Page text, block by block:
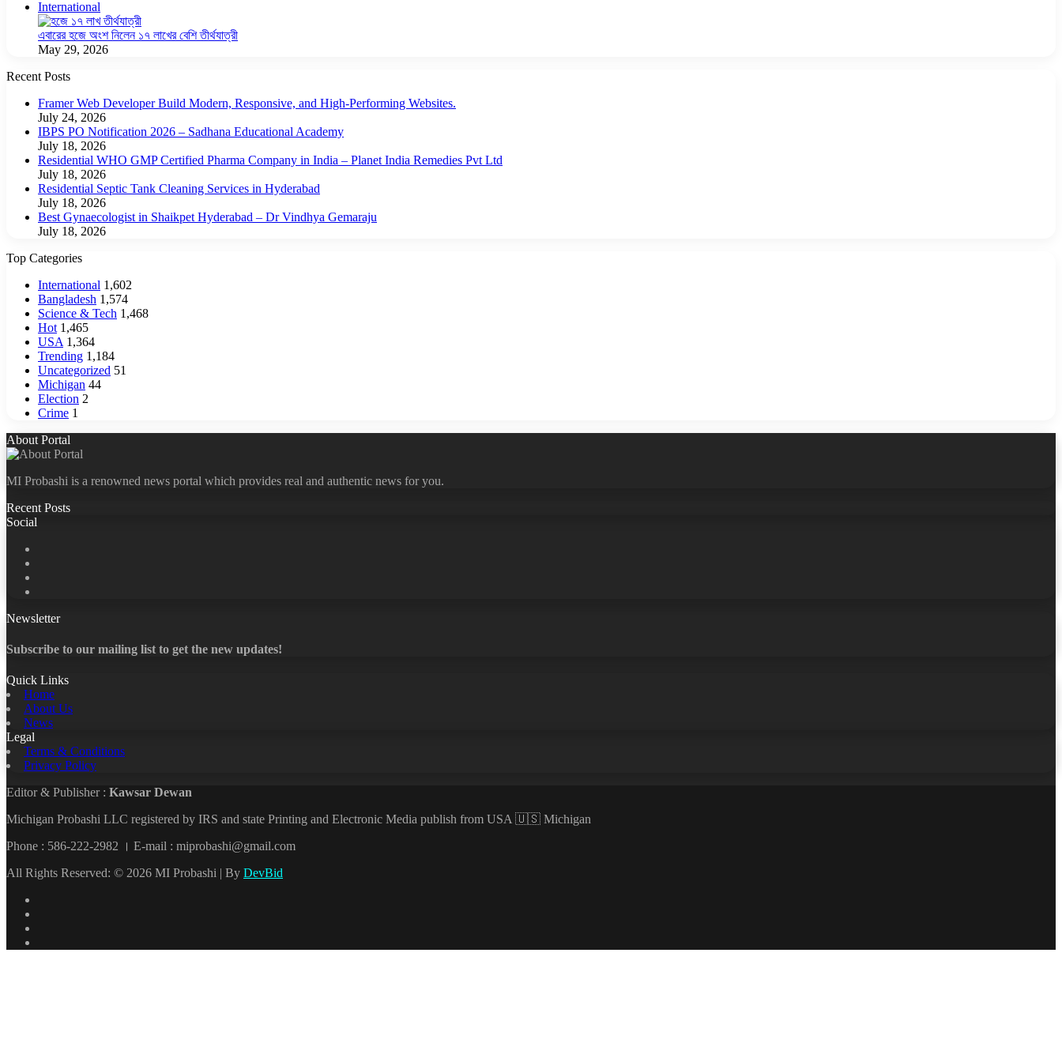
International
এবারের হজে অংশ নিলেন ১৭ লাখের বেশি তীর্থযাত্রী
May 29, 2026
Recent Posts
Framer Web Developer Build Modern, Responsive, and High-Performing Websites.
July 24, 2026
IBPS PO Notification 2026 – Sadhana Educational Academy
July 18, 2026
Residential WHO GMP Certified Pharma Company in India – Planet India Remedies Pvt Ltd
July 18, 2026
Residential Septic Tank Cleaning Services in Hyderabad
July 18, 2026
Best Gynaecologist in Shaikpet Hyderabad – Dr Vindhya Gemaraju
July 18, 2026
Top Categories
International 1,602
Bangladesh 1,574
Science & Tech 1,468
Hot 1,465
USA 1,364
Trending 1,184
Uncategorized 51
Michigan 44
Election 2
Crime 1
About Portal
MI Probashi is a renowned news portal which provides real and authentic news for you.
Recent Posts
Social
Newsletter
Subscribe to our mailing list to get the new updates!
Quick Links
Home
About Us
News
Legal
Terms & Conditions
Privacy Policy
Editor & Publisher : Kawsar Dewan
Michigan Probashi LLC registered by IRS and state Printing and Electronic Media publish from USA 🇺🇸 Michigan
Phone : 586-222-2982 । E-mail : miprobashi@gmail.com
All Rights Reserved: © 2026 MI Probashi | By DevBid